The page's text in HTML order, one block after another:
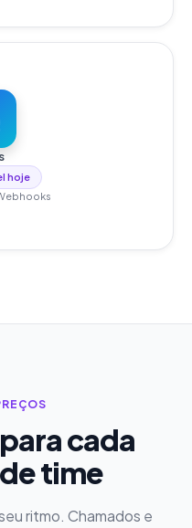
hoje
cada
time
ritmo. Chamados e